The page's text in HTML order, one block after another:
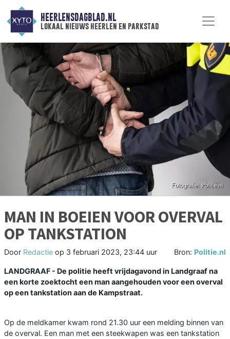
HEERLENSDAGBLAD.NL
lokaal nieuws heerlen en parkstad
MAN IN BOEIEN VOOR OVERVAL
OP TANKSTATION
Door Redactie op 3 februari 2023, 23:44 uur Bron: Politie.nl
LANDGRAAF - De politie heeft vrijdagavond in Landgraaf na
een korte zoektocht een man aangehouden voor een overval
op een tankstation aan de Kampstraat.
Op de meldkamer kwam rond 21.30 uur een melding binnen van
de overval. Een man met een steekwapen was een tankstation